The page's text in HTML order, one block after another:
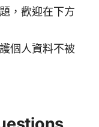
，歡迎在下方
個人資料不被